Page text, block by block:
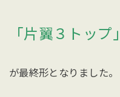
「片翼３トップ」
が最終形となりました。